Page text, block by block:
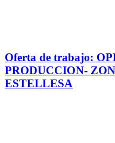
Oferta de trabajo:
PRODUCCION-
ESTELLESA